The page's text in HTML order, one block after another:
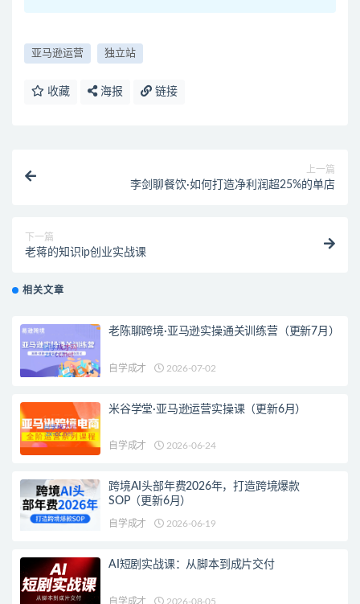
亚马逊运营 独立站
收藏 海报 链接
上一篇
李剑聊餐饮·如何打造净利润超25%的单店
下一篇
老蒋的知识ip创业实战课
相关文章
老陈聊跨境·亚马逊实操通关训练营（更新7月）
自学成才 2026-07-02
米谷学堂·亚马逊运营实操课（更新6月）
自学成才 2026-06-24
跨境AI头部年费2026年，打造跨境爆款
SOP（更新6月）
自学成才 2026-06-19
AI短剧实战课：从脚本到成片交付
自学成才 2026-08-05